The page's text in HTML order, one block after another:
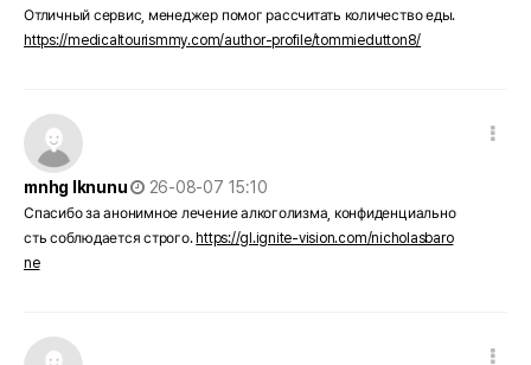
Отличный сервис, менеджер помог рассчитать количество еды.
https://medicaltourismmy.com/author-profile/tommiedutton8/
mnhg lknunu
작성일
26-08-07 15:10
Спасибо за анонимное лечение алкоголизма, конфиденциально
сть соблюдается строго. https://gl.ignite-vision.com/nicholasbaro
ne